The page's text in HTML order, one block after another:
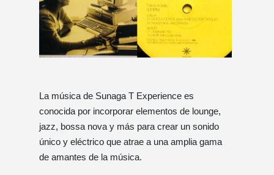
La música de Sunaga T Experience es
conocida por incorporar elementos de lounge,
jazz, bossa nova y más para crear un sonido
único y eléctrico que atrae a una amplia gama
de amantes de la música.